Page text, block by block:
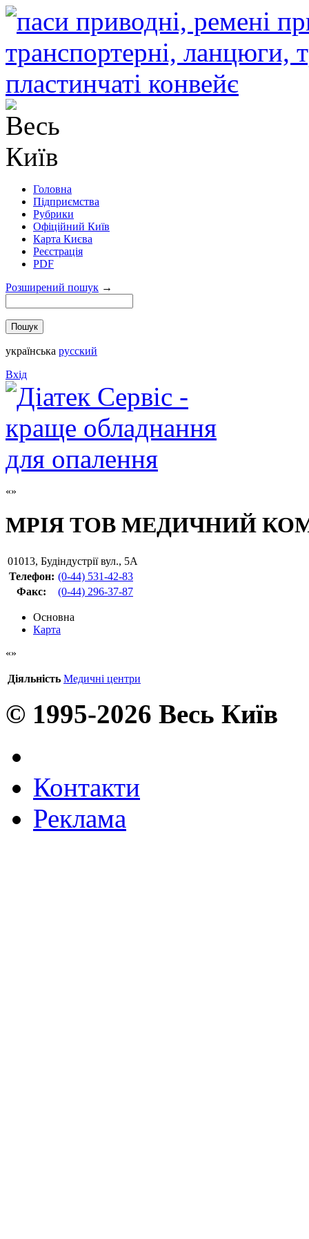
Головна
Підприємства
Рубрики
Офіційний Київ
Карта Києва
Реєстрація
PDF
Розширений пошук →
українська русский
Вхід
МРІЯ ТОВ МЕДИЧНИЙ
01013, Будіндустрії вул., 5А
Телефон: (0-44) 531-42-83
Факс: (0-44) 296-37-87
Основна
Карта
Діяльність Медичні центри
© 1995-2026 Весь Київ
Контакти
Реклама